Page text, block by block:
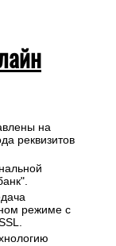
чек об
на
реквизитов